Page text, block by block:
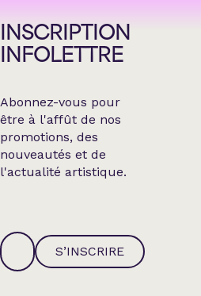
INSCRIPTION
INFOLETTRE
Abonnez-vous pour
être à l'affût de nos
promotions, des
nouveautés et de
l'actualité artistique.
S’INSCRIRE